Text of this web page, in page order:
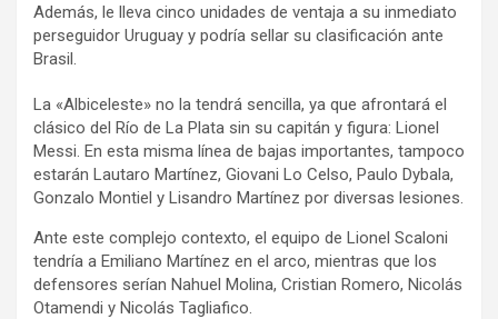
Además, le lleva cinco unidades de ventaja a su inmediato
perseguidor Uruguay y podría sellar su clasificación ante
Brasil.
La «Albiceleste» no la tendrá sencilla, ya que afrontará el
clásico del Río de La Plata sin su capitán y figura: Lionel
Messi. En esta misma línea de bajas importantes, tampoco
estarán Lautaro Martínez, Giovani Lo Celso, Paulo Dybala,
Gonzalo Montiel y Lisandro Martínez por diversas lesiones.
Ante este complejo contexto, el equipo de Lionel Scaloni
tendría a Emiliano Martínez en el arco, mientras que los
defensores serían Nahuel Molina, Cristian Romero, Nicolás
Otamendi y Nicolás Tagliafico.